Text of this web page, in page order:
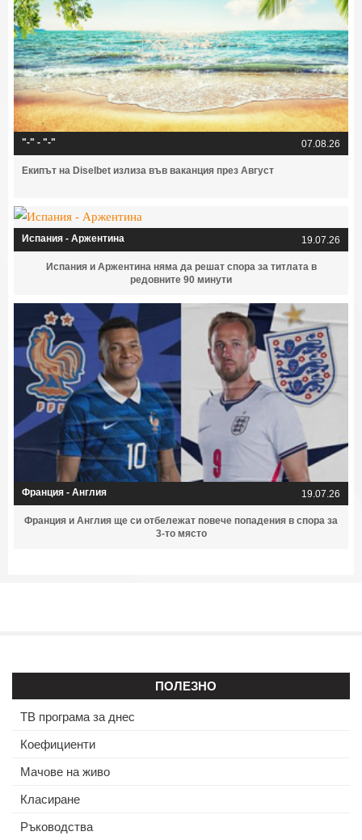
"-" - "-" 07.08.26
Екипът на Diselbet излиза във ваканция през Август
Испания - Аржентина 19.07.26
Испания и Аржентина няма да решат спора за титлата в
редовните 90 минути
Франция - Англия 19.07.26
Франция и Англия ще си отбележат повече попадения в спора за
3-то място
ПОЛЕЗНО
ТВ програма за днес
Коефициенти
Мачове на живо
Класиране
Ръководства